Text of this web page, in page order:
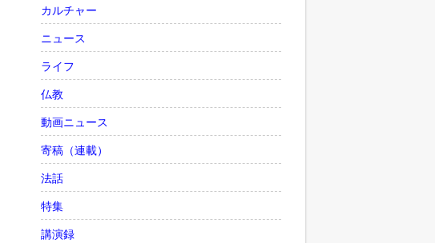
カルチャー
ニュース
ライフ
仏教
動画ニュース
寄稿（連載）
法話
特集
講演録